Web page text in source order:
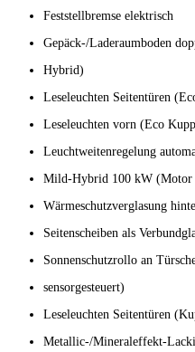
Feststellbremse elektrisch
Gepäck-/Laderaumboden
Hybrid)
Leseleuchten Seitentüren
Leseleuchten vorn (Eco
Leuchtweitenregelung
Mild-Hybrid 100 kW
Wärmeschutzverglasung
Seitenscheiben als
Sonnenschutzrollo an
sensorgesteuert)
Leseleuchten Seitentüren
Metallic-/Mineraleffekt-